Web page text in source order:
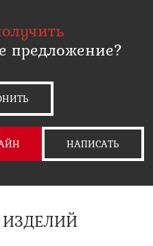
предложение?
НАПИСАТЬ